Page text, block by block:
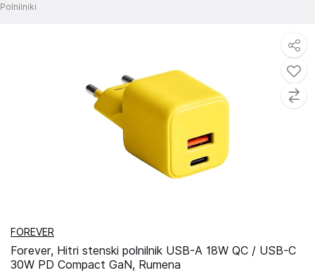
Polnilniki
FOREVER
Forever, Hitri stenski polnilnik USB-A 18W QC / USB-C
30W PD Compact GaN, Rumena